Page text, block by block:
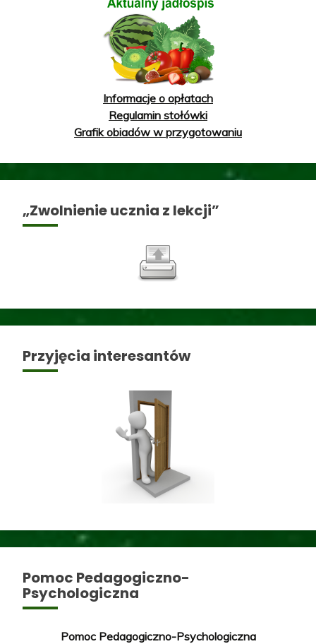
Informacje o opłatach
Regulamin stołówki
Grafik obiadów w przygotowaniu
„Zwolnienie ucznia z lekcji”
Przyjęcia interesantów
Pomoc Pedagogiczno-
Psychologiczna
Pomoc Pedagogiczno-Psychologiczna